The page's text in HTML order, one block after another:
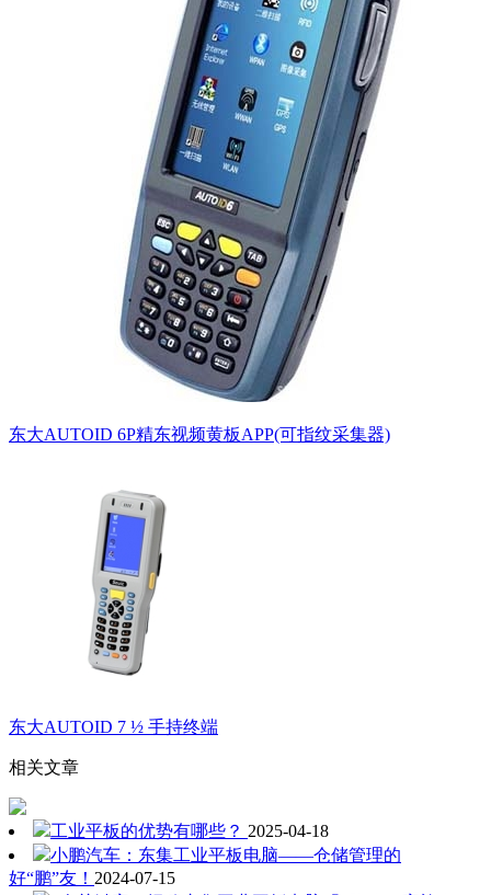
东大AUTOID 6P精东视频黄板APP(可指纹采集器)
东大AUTOID 7 ½ 手持终端
相关文章
工业平板的优势有哪些？ 2025-04-18
小鹏汽车：东集工业平板电脑——仓储管理的
好“鹏”友！ 2024-07-15